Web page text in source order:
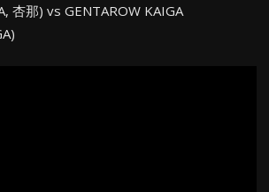
杏那) vs GENTAROW KAIGA